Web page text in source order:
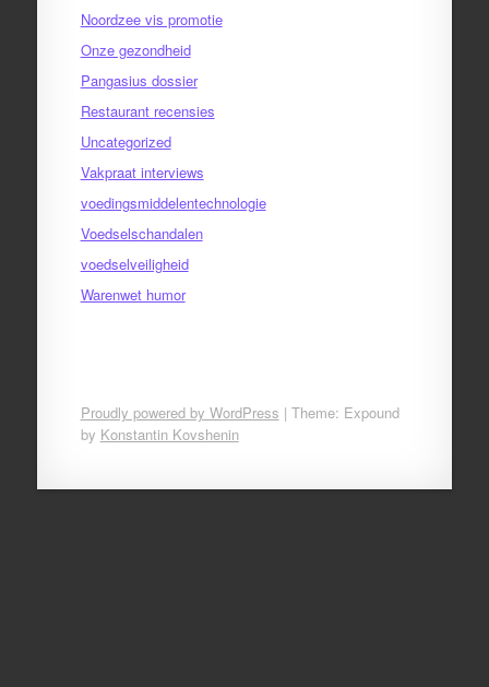
Noordzee vis promotie
Onze gezondheid
Pangasius dossier
Restaurant recensies
Uncategorized
Vakpraat interviews
voedingsmiddelentechnologie
Voedselschandalen
voedselveiligheid
Warenwet humor
Proudly powered by WordPress | Theme: Expound
by Konstantin Kovshenin